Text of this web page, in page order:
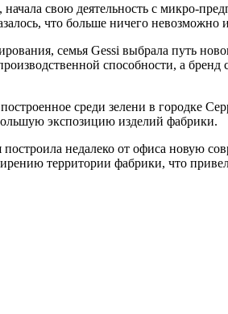
свою деятельность с микро-
что больше ничего невозможно
семья Gessi выбрала путь
способности, а
среди зелени в городке
экспозицию изделий фабрики.
недалеко от офиса новую
территории фабрики, что